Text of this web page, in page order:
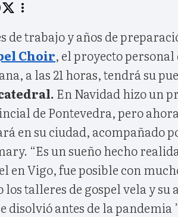
de trabajo y años de
Choir, el proyecto personal
a las 21 horas, tendrá su
En Navidad hizo un
de Pontevedra, pero
en su ciudad, acompañado
“Es un sueño hecho
en Vigo, fue posible con
los talleres de gospel vela y su
disolvió antes de la pandemia